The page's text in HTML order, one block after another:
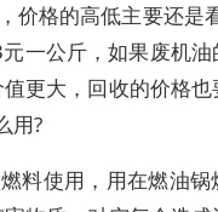
价格的高低主要还是
一公斤，如果废机油
更大，回收的价格
用?
料使用，用在燃油